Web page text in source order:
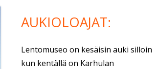
AUKIOLOAJAT:
Lentomuseo on kesäisin auki silloin
kun kentällä on Karhulan